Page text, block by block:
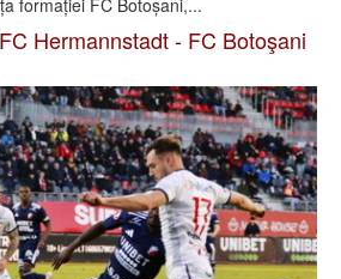
Hermannstadt - FC Botoşani